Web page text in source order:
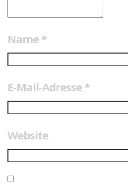
Name *
E-Mail-Adresse *
Website